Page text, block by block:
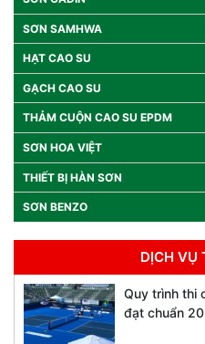
SƠN SAMHWA
HẠT CAO SU
GẠCH CAO SU
THẢM CUỘN CAO SU EPDM
SƠN HOA VIỆT
THIẾT BỊ HÀN SƠN
SƠN BENZO
DỊCH VỤ
Quy trình thi
đạt chuẩn